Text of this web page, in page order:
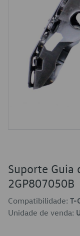
Suporte Guia
2GP807050B
Compatibilidade: T-
Unidade de venda: